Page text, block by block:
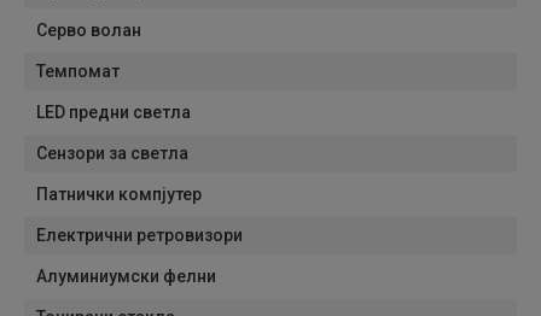
Серво волан
Темпомат
LED предни светла
Сензори за светла
Патнички компјутер
Електрични ретровизори
Алуминиумски фелни